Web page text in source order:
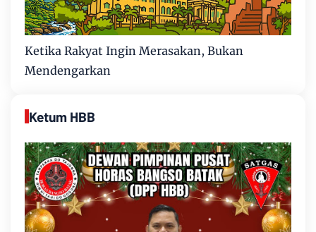
Ketika Rakyat Ingin Merasakan, Bukan
Mendengarkan
Ketum HBB